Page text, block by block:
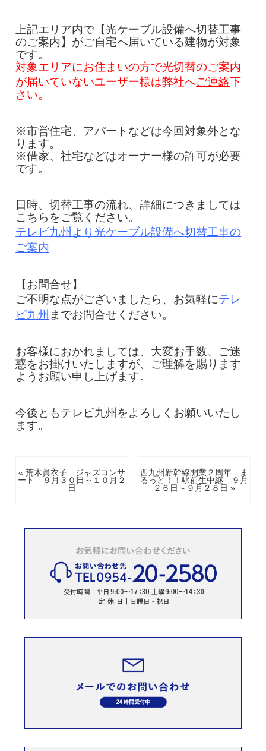
上記エリア内で【光ケーブル設備へ切替工事
のご案内】がご自宅へ届いている建物が対象
です。
対象エリアにお住まいの方で光切替のご案内
が届いていないユーザー様は弊社へご連絡下
さい。
※市営住宅、アパートなどは今回対象外とな
ります。
※借家、社宅などはオーナー様の許可が必要
です。
日時、切替工事の流れ、詳細につきましては
こちらをご覧ください。
テレビ九州より光ケーブル設備へ切替工事の
ご案内
【お問合せ】
ご不明な点がございましたら、お気軽にテレ
ビ九州 までお問合せください。
お客様におかれましては、大変お手数、ご迷
惑をお掛けいたしますが、ご理解を賜ります
ようお願い申し上げます。
今後ともテレビ九州をよろしくお願いいたし
ます。
« 荒木眞衣子 ジャズコンサ
ート ９月３０日～１０月２
日
西九州新幹線開業２周年 ま
るっと！！駅前生中継 ９月
２６日～９月２８日 »